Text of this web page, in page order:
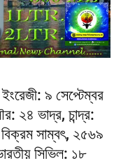
৯ সেপ্টেম্বর
২৪ ভাদ্র, চান্দ্র:
সাম্বৎ, ২৫৬৯
সিভিল: ১৮